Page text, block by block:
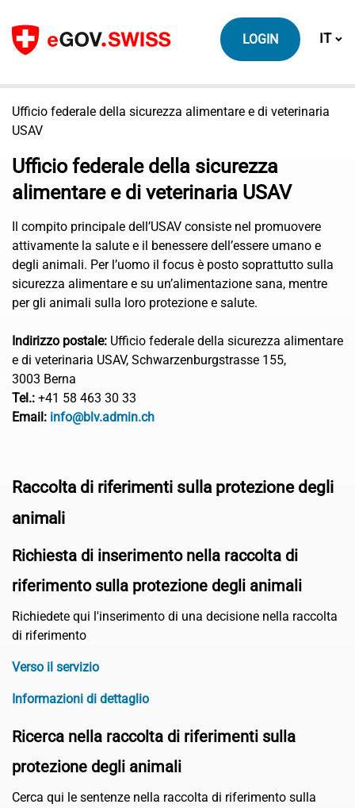
Contenuto
LOGIN IT
Ufficio federale della sicurezza alimentare e di veterinaria
USAV
Ufficio federale della sicurezza
alimentare e di veterinaria USAV
Il compito principale dell’USAV consiste nel promuovere
attivamente la salute e il benessere dell’essere umano e
degli animali. Per l’uomo il focus è posto soprattutto sulla
sicurezza alimentare e su un’alimentazione sana, mentre
per gli animali sulla loro protezione e salute.
Indirizzo postale: Ufficio federale della sicurezza alimentare
e di veterinaria USAV, Schwarzenburgstrasse 155,
3003 Berna
Tel.: +41 58 463 30 33
Email: info@blv.admin.ch
Raccolta di riferimenti sulla protezione degli
animali
Richiesta di inserimento nella raccolta di
riferimento sulla protezione degli animali
Richiedete qui l'inserimento di una decisione nella raccolta
di riferimento
Verso il servizio
Informazioni di dettaglio
Ricerca nella raccolta di riferimenti sulla
protezione degli animali
Cerca qui le sentenze nella raccolta di riferimento sulla